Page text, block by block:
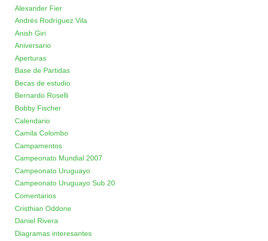
Alexander Fier
Andrés Rodríguez Vila
Anish Giri
Aniversario
Aperturas
Base de Partidas
Becas de estudio
Bernardo Roselli
Bobby Fischer
Calendario
Camila Colombo
Campamentos
Campeonato Mundial 2007
Campeonato Uruguayo
Campeonato Uruguayo Sub 20
Comentarios
Cristhian Oddone
Daniel Rivera
Diagramas interesantes